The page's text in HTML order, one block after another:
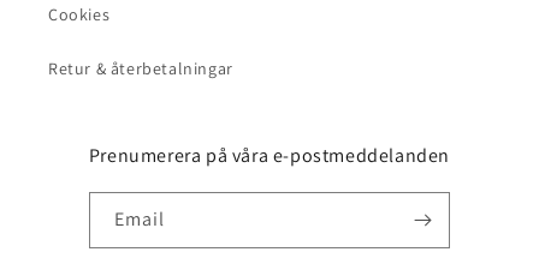
Cookies
Retur & återbetalningar
Prenumerera på våra e-postmeddelanden
Email